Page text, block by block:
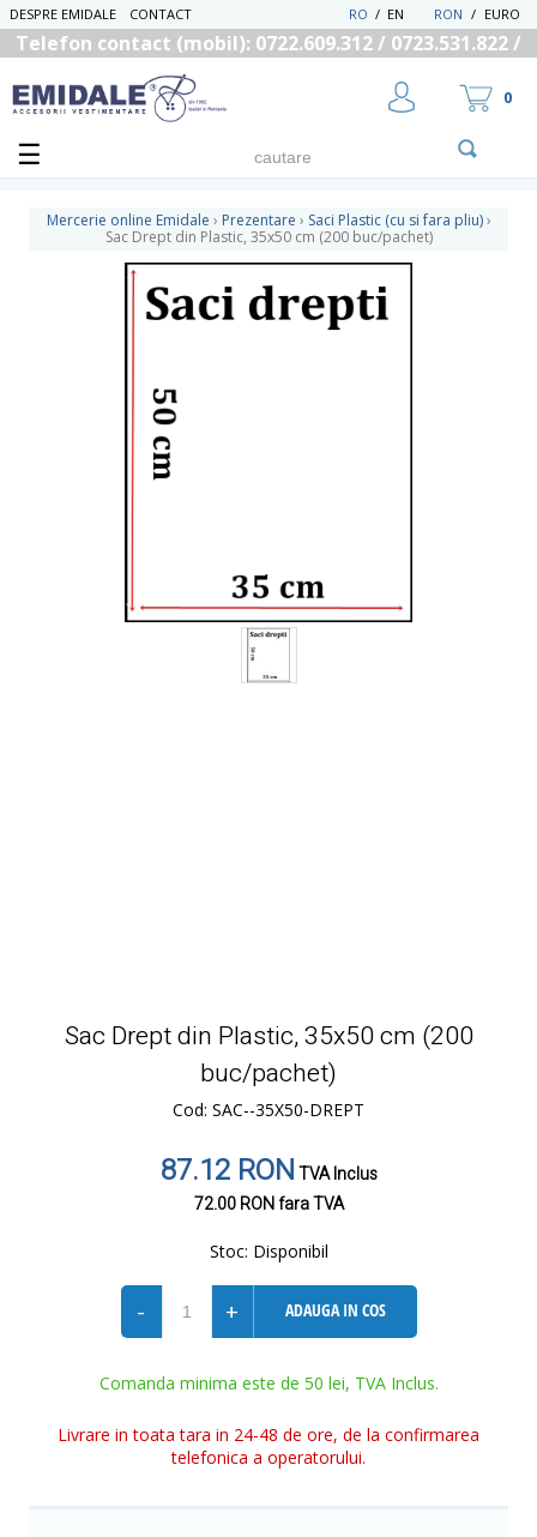
DESPRE EMIDALE CONTACT RON / EURO
EN
/
RO
Telefon contact (mobil): 0722.609.312 / 0723.531.822 /
UTILIZATOR NOU
RECUPEREAZA PAROLA
0
Mercerie online Emidale › Prezentare › Saci Plastic (cu si fara pliu) ›
Sac Drept din Plastic, 35x50 cm (200 buc/pachet)
Sac Drept din Plastic, 35x50 cm (200
buc/pachet)
Cod: SAC--35X50-DREPT
87.12 RONTVA Inclus
72.00 RONfara TVA
Stoc: Disponibil
- + ADAUGA IN COS
Comanda minima este de 50 lei, TVA Inclus.
Livrare in toata tara in 24-48 de ore, de la confirmarea
telefonica a operatorului.